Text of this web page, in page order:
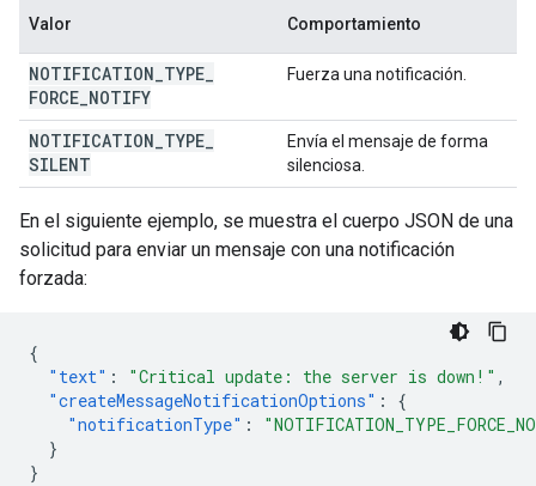
Valor Comportamiento
NOTIFICATION TYPE
FORCE NOTIFY
Fuerza una notificación.
NOTIFICATION TYPE
SILENT
Envía el mensaje de forma
silenciosa.
En el siguiente ejemplo, se muestra el cuerpo JSON de una
solicitud para enviar un mensaje con una notificación
forzada:
{
"text" : "Critical update: the server is down!" ,
"createMessageNotificationOptions" :
{
"notificationType" :
}
}